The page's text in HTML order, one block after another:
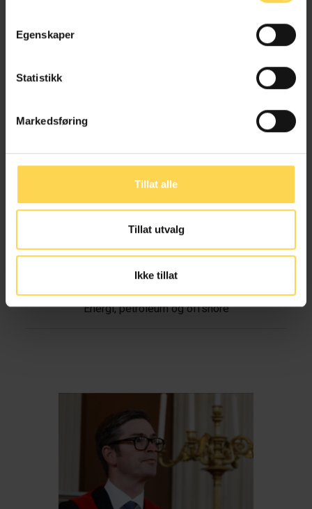
Egenskaper
Statistikk
Markedsføring
Tillat alle
Tillat utvalg
Ikke tillat
Energi, petroleum og offshore